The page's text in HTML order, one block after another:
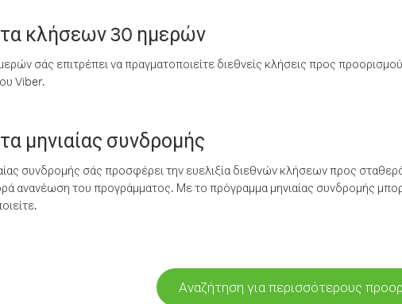
κλήσεων 30 ημερών
σάς επιτρέπει να πραγματοποιείτε διεθνείς κλήσεις προς
Viber.
μηνιαίας συνδρομής
συνδρομής σάς προσφέρει την ευελιξία διεθνών κλήσεων προς
ανανέωση του προγράμματος. Με το πρόγραμμα μηνιαίας συνδρομής
Αναζήτηση για περισσότερους